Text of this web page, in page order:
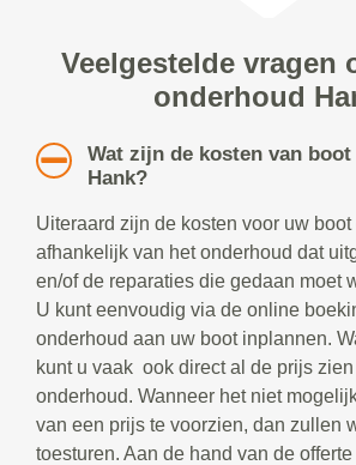
Veelgestelde vragen
onderhoud
Wat zijn de kosten van
Hank?
Uiteraard zijn de kosten voor uw boot
afhankelijk van het onderhoud dat
en/of de reparaties die gedaan moet
U kunt eenvoudig via de online
onderhoud aan uw boot inplannen.
kunt u vaak ook direct al de prijs
onderhoud. Wanneer het niet
van een prijs te voorzien, dan zullen
toesturen. Aan de hand van de offerte